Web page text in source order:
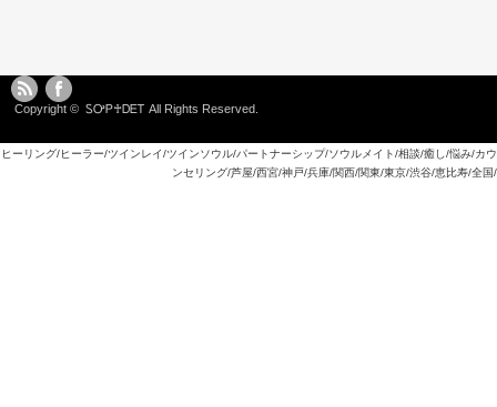
Copyright ©ᏚᎤᏢ♰ᎠᎬᎢ All Rights Reserved.
ヒーリング/ヒーラー/ツインレイ/ツインソウル/パートナーシップ/ソウルメイト/相談/癒し/悩み/カウ
ンセリング/芦屋/西宮/神戸/兵庫/関西/関東/東京/渋谷/恵比寿/全国/